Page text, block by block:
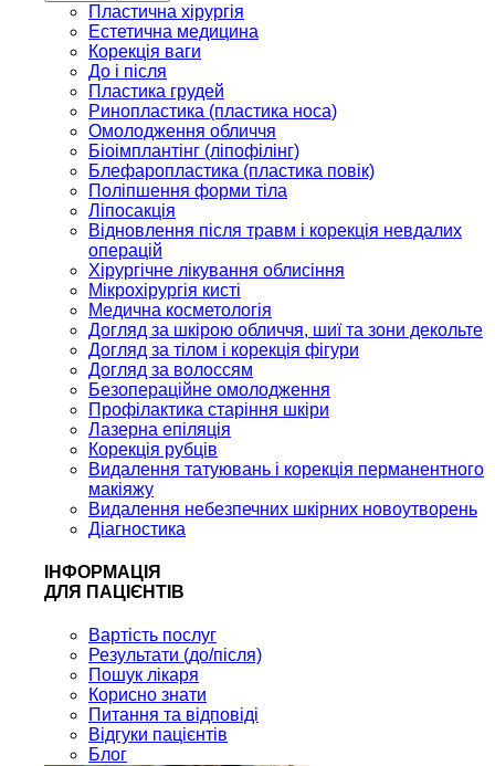
Пластична хірургія
Естетична медицина
Корекція ваги
До і після
Пластика грудей
Ринопластика (пластика носа)
Омолодження обличчя
Біоімплантінг (ліпофілінг)
Блефаропластика (пластика повік)
Поліпшення форми тіла
Ліпосакція
Відновлення після травм і корекція невдалих
операцій
Хірургічне лікування облисіння
Мікрохірургія кисті
Медична косметологія
Догляд за шкірою обличчя, шиї та зони декольте
Догляд за тілом і корекція фігури
Догляд за волоссям
Безопераційне омолодження
Профілактика старіння шкіри
Лазерна епіляція
Корекція рубців
Видалення татуювань і корекція перманентного
макіяжу
Видалення небезпечних шкірних новоутворень
Діагностика
ІНФОРМАЦІЯ
ДЛЯ ПАЦІЄНТІВ
Вартість послуг
Результати (до/після)
Пошук лікаря
Корисно знати
Питання та відповіді
Відгуки пацієнтів
Блог